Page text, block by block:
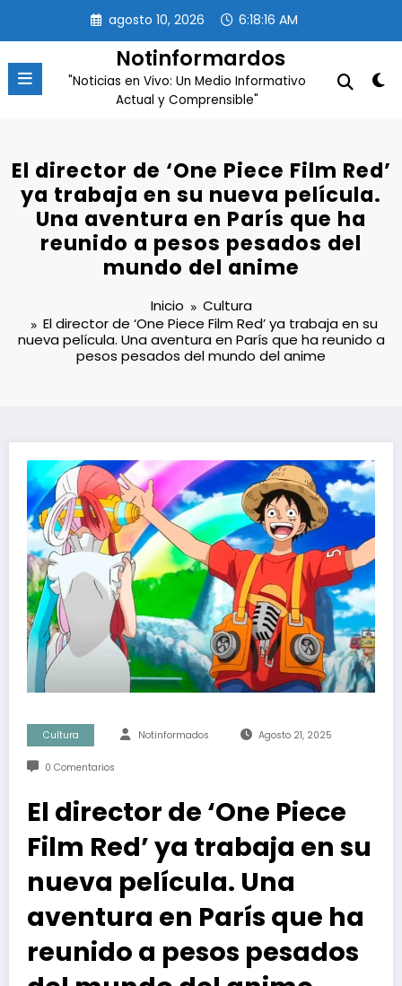
contenido
agosto 10, 2026 6:18:17 AM
Notinformardos
"Noticias en Vivo: Un Medio Informativo
Actual y Comprensible"
El director de ‘One Piece Film Red’
ya trabaja en su nueva película.
Una aventura en París que ha
reunido a pesos pesados del
mundo del anime
Inicio
Cultura
El director de ‘One Piece Film Red’ ya trabaja en su
nueva película. Una aventura en París que ha reunido a
pesos pesados del mundo del anime
Cultura Notinformados Agosto 21, 2025
0 Comentarios
El director de ‘One Piece
Film Red’ ya trabaja en su
nueva película. Una
aventura en París que ha
reunido a pesos pesados